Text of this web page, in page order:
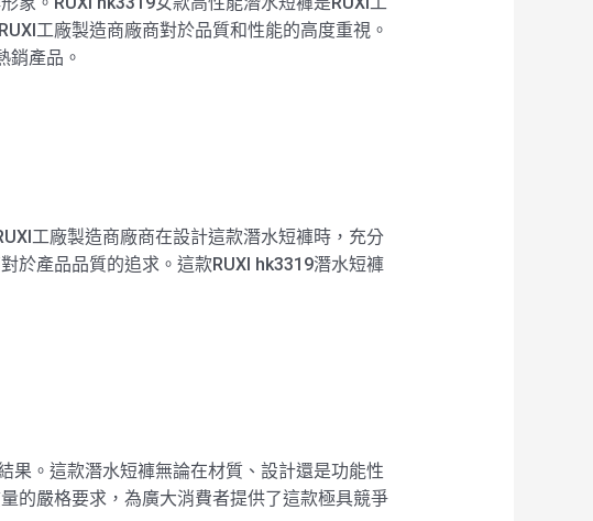
工廠製造商廠商對於品質和性能的高度重視。
銷產品。
工廠製造商廠商在設計這款潛水短褲時，充分
於產品品質的追求。這款RUXI hk3319潛水短褲
果。這款潛水短褲無論在材質、設計還是功能性
的嚴格要求，為廣大消費者提供了這款極具競爭